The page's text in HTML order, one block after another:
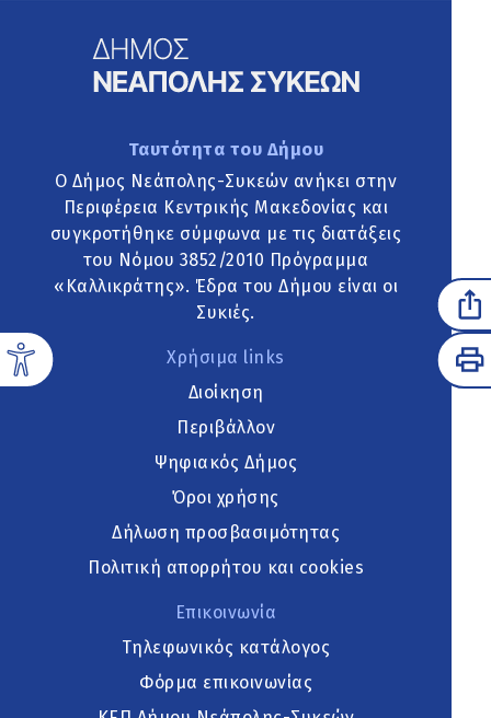
Ταυτότητα του Δήμου
Ο Δήμος Νεάπολης-Συκεών ανήκει στην
Περιφέρεια Κεντρικής Μακεδονίας και
συγκροτήθηκε σύμφωνα με τις διατάξεις
του Νόμου 3852/2010 Πρόγραμμα
«Καλλικράτης». Έδρα του Δήμου είναι οι
Συκιές.
Χρήσιμα links
Διοίκηση
Περιβάλλον
Ψηφιακός Δήμος
Όροι χρήσης
Δήλωση προσβασιμότητας
Πολιτική απορρήτου και cookies
Επικοινωνία
Τηλεφωνικός κατάλογος
Φόρμα επικοινωνίας